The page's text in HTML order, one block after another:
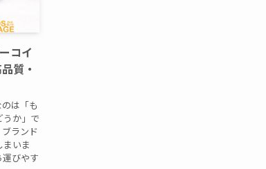
コイ
質・
は「も
うか」で
ランド
いま
びやす